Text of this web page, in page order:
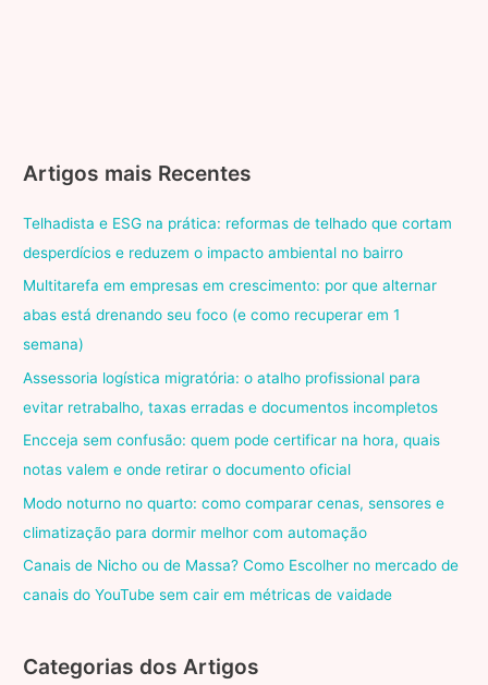
Artigos mais Recentes
Telhadista e ESG na prática: reformas de telhado que cortam
desperdícios e reduzem o impacto ambiental no bairro
Multitarefa em empresas em crescimento: por que alternar
abas está drenando seu foco (e como recuperar em 1
semana)
Assessoria logística migratória: o atalho profissional para
evitar retrabalho, taxas erradas e documentos incompletos
Encceja sem confusão: quem pode certificar na hora, quais
notas valem e onde retirar o documento oficial
Modo noturno no quarto: como comparar cenas, sensores e
climatização para dormir melhor com automação
Canais de Nicho ou de Massa? Como Escolher no mercado de
canais do YouTube sem cair em métricas de vaidade
Categorias dos Artigos